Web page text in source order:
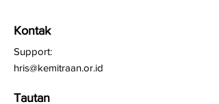
Kontak
Support:
hris@kemitraan.or.id
Tautan